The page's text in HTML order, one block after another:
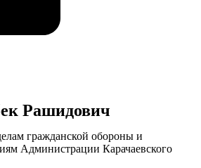
Рашидович
гражданской обороны и
Администрации Карачаевского